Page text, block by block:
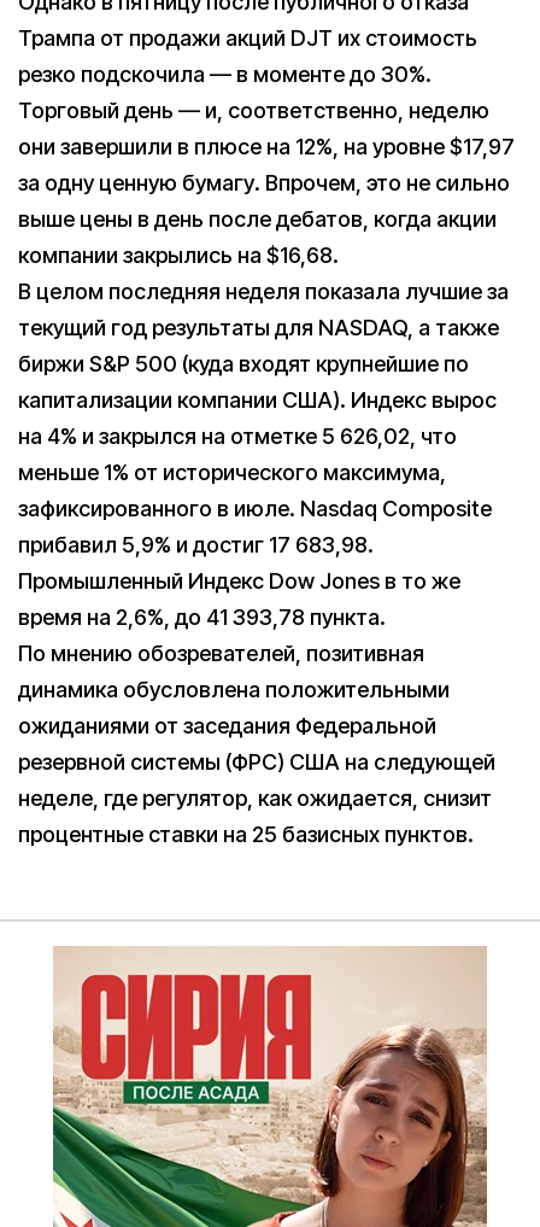
Трампа от продажи акций DJT их стоимость
резко подскочила — в моменте до 30%.
Торговый день — и, соответственно, неделю
они завершили в плюсе на 12%, на уровне $17,97
за одну ценную бумагу. Впрочем, это не сильно
выше цены в день после дебатов, когда акции
компании закрылись на $16,68.
В целом последняя неделя показала лучшие за
текущий год результаты для NASDAQ, а также
биржи S&P 500 (куда входят крупнейшие по
капитализации компании США). Индекс вырос
на 4% и закрылся на отметке 5 626,02, что
меньше 1% от исторического максимума,
зафиксированного в июле. Nasdaq Composite
прибавил 5,9% и достиг 17 683,98.
Промышленный Индекс Dow Jones в то же
время на 2,6%, до 41 393,78 пункта.
По мнению обозревателей, позитивная
динамика обусловлена положительными
ожиданиями от заседания Федеральной
резервной системы (ФРС) США на следующей
неделе, где регулятор, как ожидается, снизит
процентные ставки на 25 базисных пунктов.